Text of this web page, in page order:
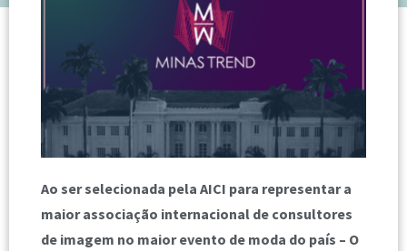
Ao ser selecionada pela AICI para representar a
maior associação internacional de consultores
de imagem no maior evento de moda do país – O